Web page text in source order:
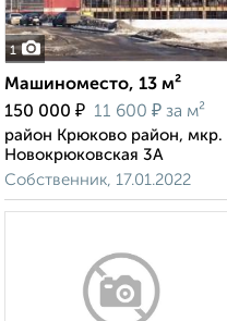
1
Машиноместо, 13 м²
150 000 ₽ 11 600 ₽ за м²
район Крюково район,
Новокрюковская 3А
Собственник, 17.01.2022